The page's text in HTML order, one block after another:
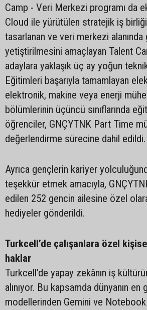
Camp - Veri Merkezi programı da
Cloud ile yürütülen stratejik iş
tasarlanan ve veri merkezi alanında
yetiştirilmesini amaçlayan Talent
adaylara yaklaşık üç ay yoğun
Eğitimleri başarıyla tamamlayan
elektronik, makine veya enerji
bölümlerinin üçüncü sınıflarında
öğrenciler, GNÇYTNK Part Time
değerlendirme sürecine dahil edildi.
Ayrıca gençlerin kariyer
teşekkür etmek amacıyla,
edilen 252 gencin ailesine özel
hediyeler gönderildi.
Turkcell’de çalışanlara özel
haklar
Turkcell’de yapay zekânın iş
alınıyor. Bu kapsamda dünyanın
modellerinden Gemini ve